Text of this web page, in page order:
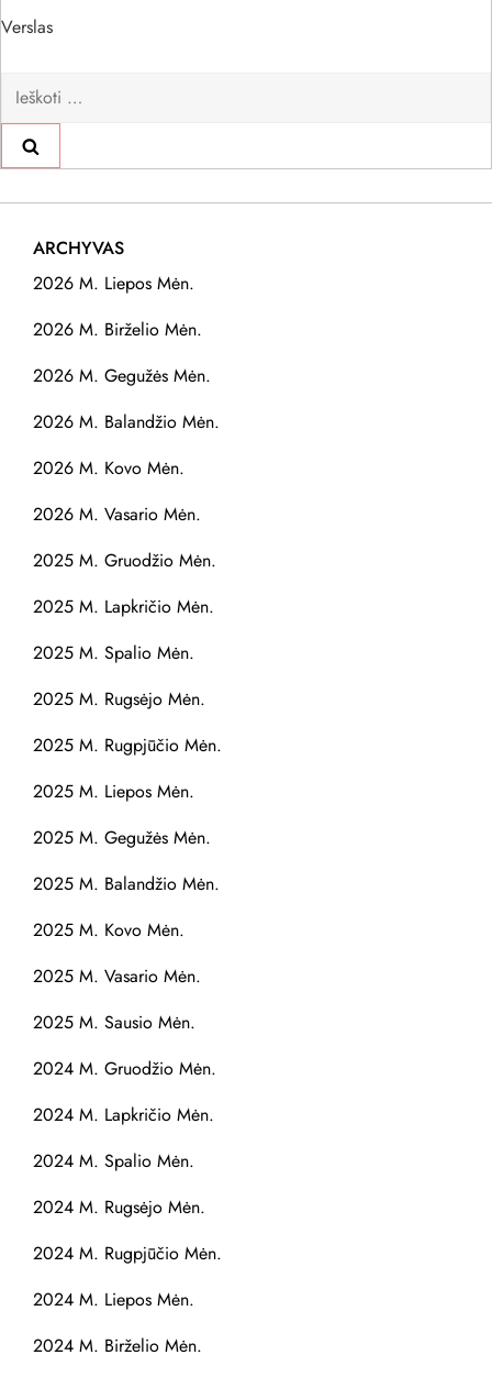
Verslas
Ieškoti:
ARCHYVAS
2026 M. Liepos Mėn.
2026 M. Birželio Mėn.
2026 M. Gegužės Mėn.
2026 M. Balandžio Mėn.
2026 M. Kovo Mėn.
2026 M. Vasario Mėn.
2025 M. Gruodžio Mėn.
2025 M. Lapkričio Mėn.
2025 M. Spalio Mėn.
2025 M. Rugsėjo Mėn.
2025 M. Rugpjūčio Mėn.
2025 M. Liepos Mėn.
2025 M. Gegužės Mėn.
2025 M. Balandžio Mėn.
2025 M. Kovo Mėn.
2025 M. Vasario Mėn.
2025 M. Sausio Mėn.
2024 M. Gruodžio Mėn.
2024 M. Lapkričio Mėn.
2024 M. Spalio Mėn.
2024 M. Rugsėjo Mėn.
2024 M. Rugpjūčio Mėn.
2024 M. Liepos Mėn.
2024 M. Birželio Mėn.